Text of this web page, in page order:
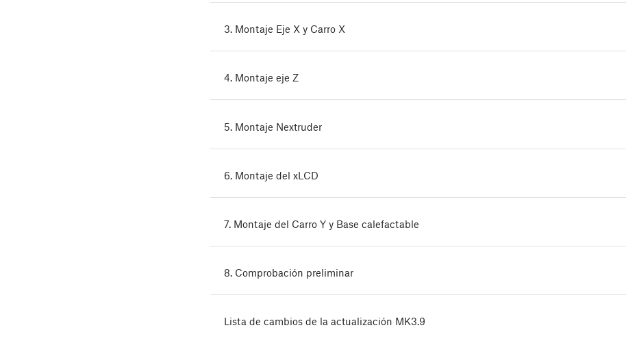
3. Montaje Eje X y Carro X
4. Montaje eje Z
5. Montaje Nextruder
6. Montaje del xLCD
7. Montaje del Carro Y y Base calefactable
8. Comprobación preliminar
Lista de cambios de la actualización MK3.9